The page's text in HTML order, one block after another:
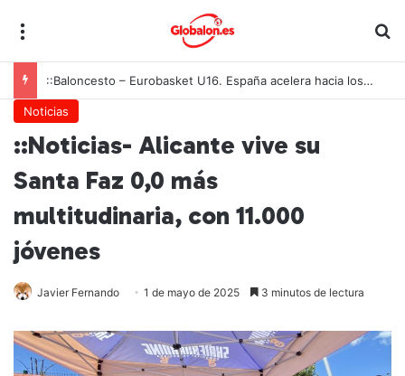
::Baloncesto – Eurobasket U16. España acelera hacia los octavos tras una exhibición colectiva ante Georgia
Noticias
::Noticias- Alicante vive su
Santa Faz 0,0 más
multitudinaria, con 11.000
jóvenes
Javier Fernando 1 de mayo de 2025 3 minutos de lectura